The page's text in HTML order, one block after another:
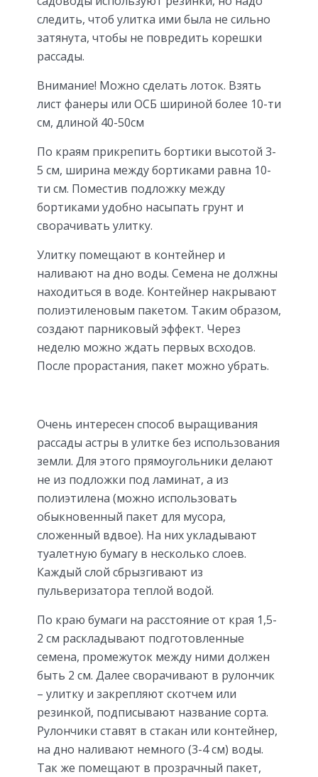
следить, чтоб улитка ими была не сильно
затянута, чтобы не повредить корешки
рассады.
Внимание! Можно сделать лоток. Взять
лист фанеры или ОСБ шириной более 10-ти
см, длиной 40-50см
По краям прикрепить бортики высотой 3-
5 см, ширина между бортиками равна 10-
ти см. Поместив подложку между
бортиками удобно насыпать грунт и
сворачивать улитку.
Улитку помещают в контейнер и
наливают на дно воды. Семена не должны
находиться в воде. Контейнер накрывают
полиэтиленовым пакетом. Таким образом,
создают парниковый эффект. Через
неделю можно ждать первых всходов.
После прорастания, пакет можно убрать.
Очень интересен способ выращивания
рассады астры в улитке без использования
земли. Для этого прямоугольники делают
не из подложки под ламинат, а из
полиэтилена (можно использовать
обыкновенный пакет для мусора,
сложенный вдвое). На них укладывают
туалетную бумагу в несколько слоев.
Каждый слой сбрызгивают из
пульверизатора теплой водой.
По краю бумаги на расстояние от края 1,5-
2 см раскладывают подготовленные
семена, промежуток между ними должен
быть 2 см. Далее сворачивают в рулончик
– улитку и закрепляют скотчем или
резинкой, подписывают название сорта.
Рулончики ставят в стакан или контейнер,
на дно наливают немного (3-4 см) воды.
Так же помещают в прозрачный пакет,